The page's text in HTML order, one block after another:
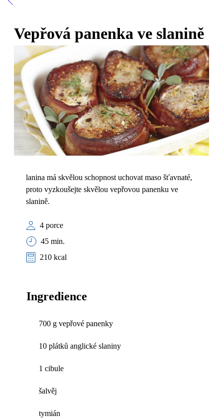
Vepřová panenka ve slanině
lanina má skvělou schopnost uchovat maso šťavnaté,
proto vyzkoušejte skvělou vepřovou panenku ve
slanině.
4 porce
45 min.
210 kcal
Ingredience
700 g vepřové panenky
10 plátků anglické slaniny
1 cibule
šalvěj
tymián